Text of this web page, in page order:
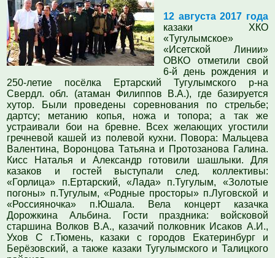
12 августа 2017 года
казаки ХКО
«Тугулымское»
«Исетской Линии»
ОВКО отметили свой
6-й день рождения и
250-летие посёлка Ертарский Тугулымскогор-на
Свердл.обл. (атаман Филиппов В.А.), где базируется
хутор. Были проведены соревнования по стрельбе;
дартсу; метанию копья, ножа и топора; а так же
устраивали бои на бревне. Всех желающих угостили
гречневой кашей из полевой кухни. Повора: Мальцева
Валентина, Воронцова Татьяна и Протозанова Галина.
Кисс Наталья и Александр готовили шашлыки. Для
казаков и гостей выступали след. коллективы:
«Горлица» п.Ертарский, «Лада» п.Тугулым, «Золотые
погоны» п.Тугулым, «Родные просторы» п.Луговской и
«Россияночка» п.Юшала. Вела концерт казачка
Дорожкина Альбина. Гости праздника: войсковой
старшина Волков В.А., казачий полковник Исаков А.И.,
Ухов С г.Тюмень, казаки с городов Екатеринбург и
Берёзовский, а также казаки Тугулымского и Талицкого